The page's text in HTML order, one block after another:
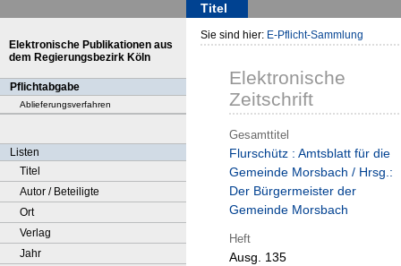
Titel
Elektronische Publikationen aus
dem Regierungsbezirk Köln
Pflichtabgabe
Ablieferungsverfahren
Listen
Titel
Autor / Beteiligte
Ort
Verlag
Jahr
Sie sind hier: E-Pflicht-Sammlung
Elektronische
Zeitschrift
Gesamttitel
Flurschütz : Amtsblatt für die
Gemeinde Morsbach / Hrsg.:
Der Bürgermeister der
Gemeinde Morsbach
Heft
Ausg. 135